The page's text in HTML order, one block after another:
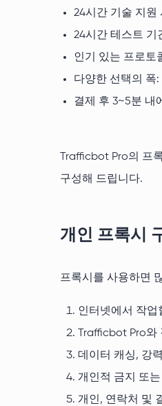
24시간 기술 지원
24시간 테스트 기
인기 있는 프로토
다양한 선택의 폭
결제 후 3~5분 내
Trafficbot Pro의 프
구성해 드립니다.
개인 프록시
프록시를 사용하면
인터넷에서 작업
Trafficbot Pro
데이터 캐싱, 강
개인적 금지 또
개인, 연락처 및